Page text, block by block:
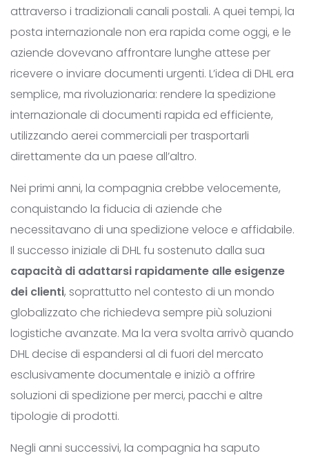
attraverso i tradizionali canali postali. A quei tempi, la
posta internazionale non era rapida come oggi, e le
aziende dovevano affrontare lunghe attese per
ricevere o inviare documenti urgenti. L’idea di DHL era
semplice, ma rivoluzionaria: rendere la spedizione
internazionale di documenti rapida ed efficiente,
utilizzando aerei commerciali per trasportarli
direttamente da un paese all’altro.
Nei primi anni, la compagnia crebbe velocemente,
conquistando la fiducia di aziende che
necessitavano di una spedizione veloce e affidabile.
Il successo iniziale di DHL fu sostenuto dalla sua
capacità di adattarsi rapidamente alle esigenze
dei clienti, soprattutto nel contesto di un mondo
globalizzato che richiedeva sempre più soluzioni
logistiche avanzate. Ma la vera svolta arrivò quando
DHL decise di espandersi al di fuori del mercato
esclusivamente documentale e iniziò a offrire
soluzioni di spedizione per merci, pacchi e altre
tipologie di prodotti.
Negli anni successivi, la compagnia ha saputo